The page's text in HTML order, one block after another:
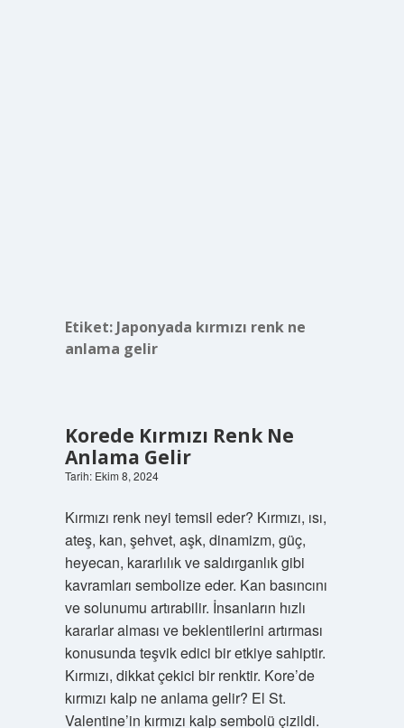
Etiket: Japonyada kırmızı renk ne
anlama gelir
Korede Kırmızı Renk Ne
Anlama Gelir
Tarih: Ekim 8, 2024
Kırmızı renk neyi temsil eder? Kırmızı, ısı,
ateş, kan, şehvet, aşk, dinamizm, güç,
heyecan, kararlılık ve saldırganlık gibi
kavramları sembolize eder. Kan basıncını
ve solunumu artırabilir. İnsanların hızlı
kararlar alması ve beklentilerini artırması
konusunda teşvik edici bir etkiye sahiptir.
Kırmızı, dikkat çekici bir renktir. Kore’de
kırmızı kalp ne anlama gelir? El St.
Valentine’in kırmızı kalp sembolü çizildi.